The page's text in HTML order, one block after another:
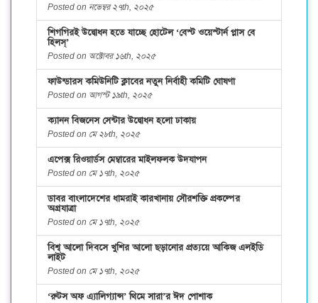
Posted on নভেম্বর ২৭th, ২০২৫
শিগগিরই উদ্বোধন হতে যাচ্ছে হোটেল ‘বেস্ট ওয়েস্টার্ন প্লাস বে
হিলস্’
Posted on অক্টোবর ১৬th, ২০২৫
ফাউন্ডারস কমিউনিটি ক্লাবের নতুন নির্বাহী কমিটি ঘোষণা
Posted on আগস্ট ১৯th, ২০২৫
ক্যানন বিজনেস সেন্টার উদ্বোধন হলো ঢাকায়
Posted on মে ২৮th, ২০২৫
এপেক্স রিওয়ার্ডস মেম্বারের মাইলফলক উদযাপন
Posted on মে ১৭th, ২০২৫
ডাবর বাংলাদেশের ধামরাই কারখানায় সৌরশক্তি প্রকল্পের
অগ্রযাত্রা
Posted on মে ১৭th, ২০২৫
বিশ্ব আলো দিবসে খুশির আলো ছড়ানোর প্রত্যয়ে আকিজ এলইডি
লাইট
Posted on মে ১৭th, ২০২৫
‘রুটস অফ এ্যালিগ্যান্স’ থিমে সারা’র ঈদ পোশাক